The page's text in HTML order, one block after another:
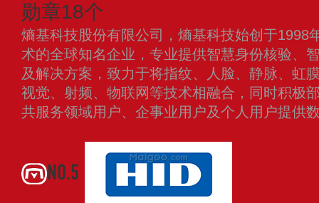
勋章18个
熵基科技股份有限公司，熵基科技始创于1998
术的全球知名企业，专业提供智慧身份核验、
及解决方案，致力于将指纹、人脸、静脉、虹
视觉、射频、物联网等技术相融合，同时积极
共服务领域用户、企事业用户及个人用户提供
NO.5